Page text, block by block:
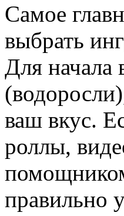
Самое
выбрать
Для начала
ваш вкус.
роллы,
правильно